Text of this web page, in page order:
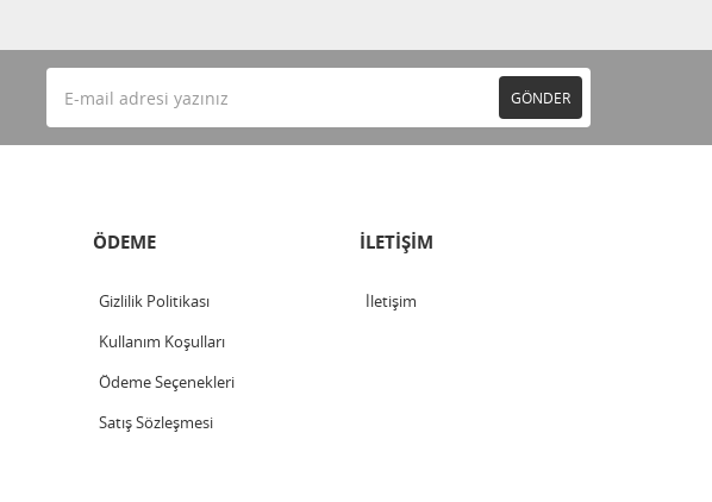
GÖNDER
ÖDEME
Gizlilik Politikası
Kullanım Koşulları
Ödeme Seçenekleri
Satış Sözleşmesi
İLETİŞİM
İletişim